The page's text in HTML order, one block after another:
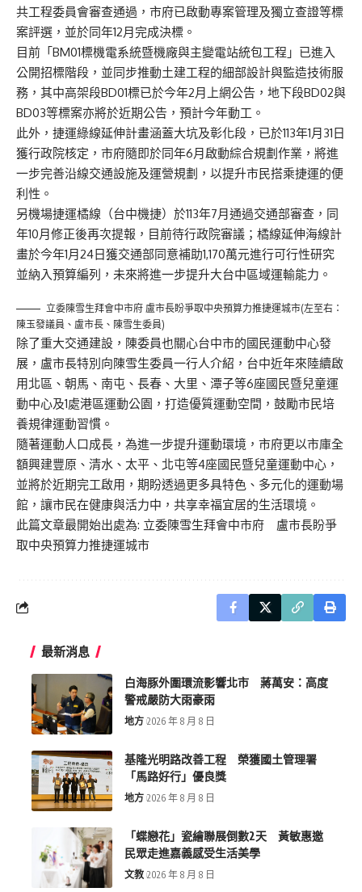
共工程委員會審查通過，市府已啟動專案管理及獨立查證等標
案評選，並於同年12月完成決標。
目前「BM01標機電系統暨機廠與主變電站統包工程」已進入
公開招標階段，並同步推動土建工程的細部設計與監造技術服
務，其中高架段BD01標已於今年2月上網公告，地下段BD02與
BD03等標案亦將於近期公告，預計今年動工。
此外，捷運綠線延伸計畫涵蓋大坑及彰化段，已於113年1月31日
獲行政院核定，市府隨即於同年6月啟動綜合規劃作業，將進
一步完善沿線交通設施及運營規劃，以提升市民搭乘捷運的便
利性。
另機場捷運橘線（台中機捷）於113年7月通過交通部審查，同
年10月修正後再次提報，目前待行政院審議；橘線延伸海線計
畫於今年1月24日獲交通部同意補助1,170萬元進行可行性研究
並納入預算編列，未來將進一步提升大台中區域運輸能力。
立委陳雪生拜會中市府 盧市長盼爭取中央預算力推捷運城市(左至右：
陳玉發議員、盧市長、陳雪生委員)
除了重大交通建設，陳委員也關心台中市的國民運動中心發
展，盧市長特別向陳雪生委員一行人介紹，台中近年來陸續啟
用北區、朝馬、南屯、長春、大里、潭子等6座國民暨兒童運
動中心及1處港區運動公園，打造優質運動空間，鼓勵市民培
養規律運動習慣。
隨著運動人口成長，為進一步提升運動環境，市府更以市庫全
額興建豐原、清水、太平、北屯等4座國民暨兒童運動中心，
並將於近期完工啟用，期盼透過更多具特色、多元化的運動場
館，讓市民在健康與活力中，共享幸福宜居的生活環境。
此篇文章最開始出處為: 立委陳雪生拜會中市府 盧市長盼爭
取中央預算力推捷運城市
最新消息
白海豚外圍環流影響北市 蔣萬安：高度
警戒嚴防大雨豪雨
地方 2026 年 8 月 8 日
基隆光明路改善工程 榮獲國土管理署
「馬路好行」優良獎
地方 2026 年 8 月 8 日
「蝶戀花」瓷繪聯展倒數2天 黃敏惠邀
民眾走進嘉義感受生活美學
文教 2026 年 8 月 8 日